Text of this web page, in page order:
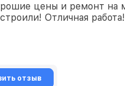
цены и ремонт на
Отличная
отзыв